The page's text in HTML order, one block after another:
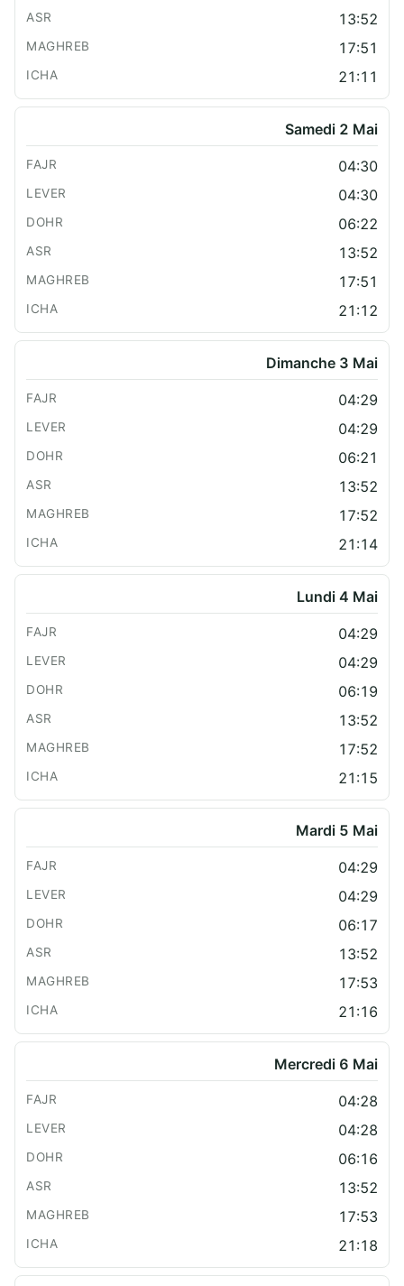
13:52
17:51
21:11
Samedi 2 Mai
04:30
04:30
06:22
13:52
17:51
21:12
Dimanche 3 Mai
04:29
04:29
06:21
13:52
17:52
21:14
Lundi 4 Mai
04:29
04:29
06:19
13:52
17:52
21:15
Mardi 5 Mai
04:29
04:29
06:17
13:52
17:53
21:16
Mercredi 6 Mai
04:28
04:28
06:16
13:52
17:53
21:18